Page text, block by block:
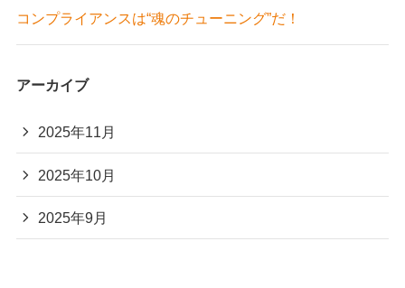
コンプライアンスは“魂のチューニング”だ！
アーカイブ
2025年11月
2025年10月
2025年9月